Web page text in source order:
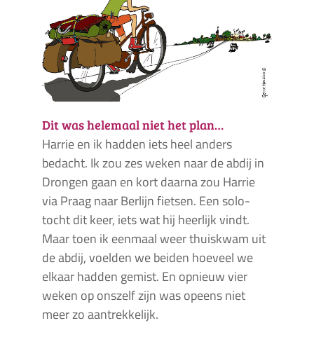
Dit was helemaal niet het plan…
Harrie en ik hadden iets heel anders
bedacht. Ik zou zes weken naar de abdij in
Drongen gaan en kort daarna zou Harrie
via Praag naar Berlijn fietsen. Een solo-
tocht dit keer, iets wat hij heerlijk vindt.
Maar toen ik eenmaal weer thuiskwam uit
de abdij, voelden we beiden hoeveel we
elkaar hadden gemist. En opnieuw vier
weken op onszelf zijn was opeens niet
meer zo aantrekkelijk.